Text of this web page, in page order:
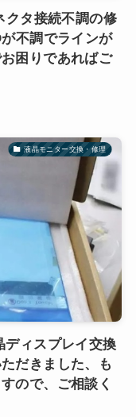
クタ接続不調の修
不調でラインが
困りであればご
液晶モニター交換・修理
ディスプレイ交換
だきました、も
ので、ご相談く